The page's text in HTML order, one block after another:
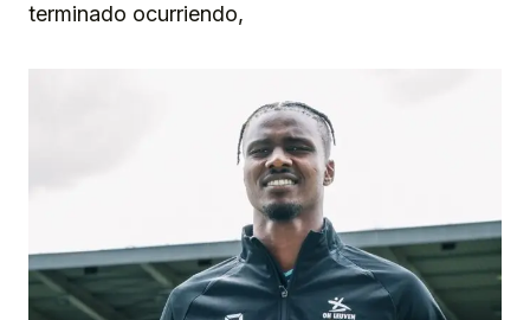
terminado ocurriendo,